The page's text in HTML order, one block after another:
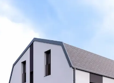
korzystających z
potrzebujących
sprzęt sportowy czy
ogrody pozwalają
stworzyć miejsce spotkań
do zabawy dla dzieci.